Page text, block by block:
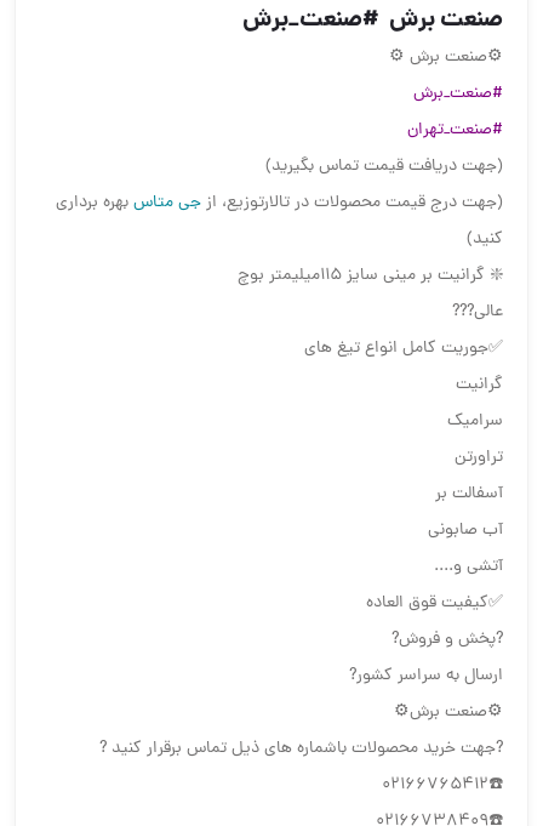
صنعت برش ‌ #صنعت_برش
⚙️صنعت برش ‌⚙️
#صنعت_برش
#صنعت_تهران
(جهت دریافت قیمت تماس بگیرید)
(جهت درج قیمت محصولات در تالارتوزیع، ازجی متاسبهره برداری
کنید)
❇️ گرانیت بر مینی سایز ۱۱۵میلیمتر بوچ
عالی???
✅جوریت کامل انواع تیغ های
گرانیت
سرامیک
تراورتن
آسفالت بر
آب صابونی
آتشی و....
✅کیفیت قوق العاده
?پخش و فروش?
ارسال به سراسر کشور?
⚙️صنعت برش⚙️
?جهت خرید محصولات باشماره های ذیل تماس برقرار کنید ?
☎️02166765412